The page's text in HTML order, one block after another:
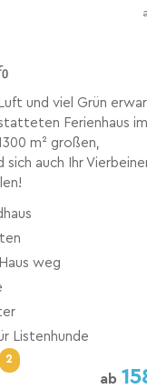
und viel Grün
Ferienhaus im
m² großen,
auch Ihr
weg
Listenhunde
2
ab